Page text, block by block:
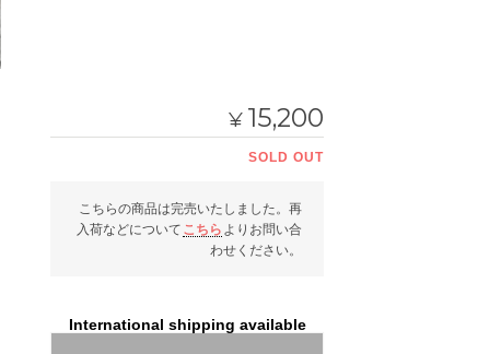
¥ 15,200
SOLD OUT
こちらの商品は完売いたしました。再
入荷などについて こちら よりお問い合
わせください。
International shipping available